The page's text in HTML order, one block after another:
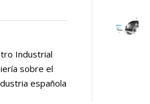
Industrial
sobre el
española